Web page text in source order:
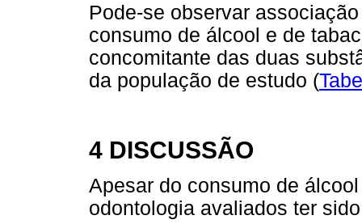
Pode-se observar
consumo de álcool e de
concomitante das duas
da população de estudo (
4 DISCUSSÃO
Apesar do consumo de
odontologia avaliados ter